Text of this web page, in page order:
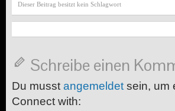
Dieser Beitrag besitzt kein Schlagwort
Schreibe einen
Du musst angemeldet sein, um
Connect with: